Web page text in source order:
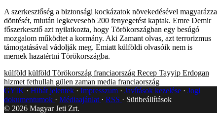
A szerkesztőség a biztonsági kockázatok növekedésével magyarázza
döntését, miután legkevesebb 200 fenyegetést kaptak. Emre Demir
főszerkesztő azt nyilatkozta, hogy Törökországban egy besúgó
mozgalom működtet a kormány. Aki Zamant olvas, azt terrorizmus
támogatásával vádolják meg. Emiatt külföldi olvasóik nem is
mernek hazatértni Törökországba.
külföld külföld Törökország franciaország Recep Tayyip Erdogan
hizmet fethullah gülen zaman media franciaország
GYIK
Hibát jelentek Impresszum Javítások kezelése
Jogi
dokumentumok
Médiaajánlat RSS
Sütibeállítások
© 2026 Magyar Jeti Zrt.